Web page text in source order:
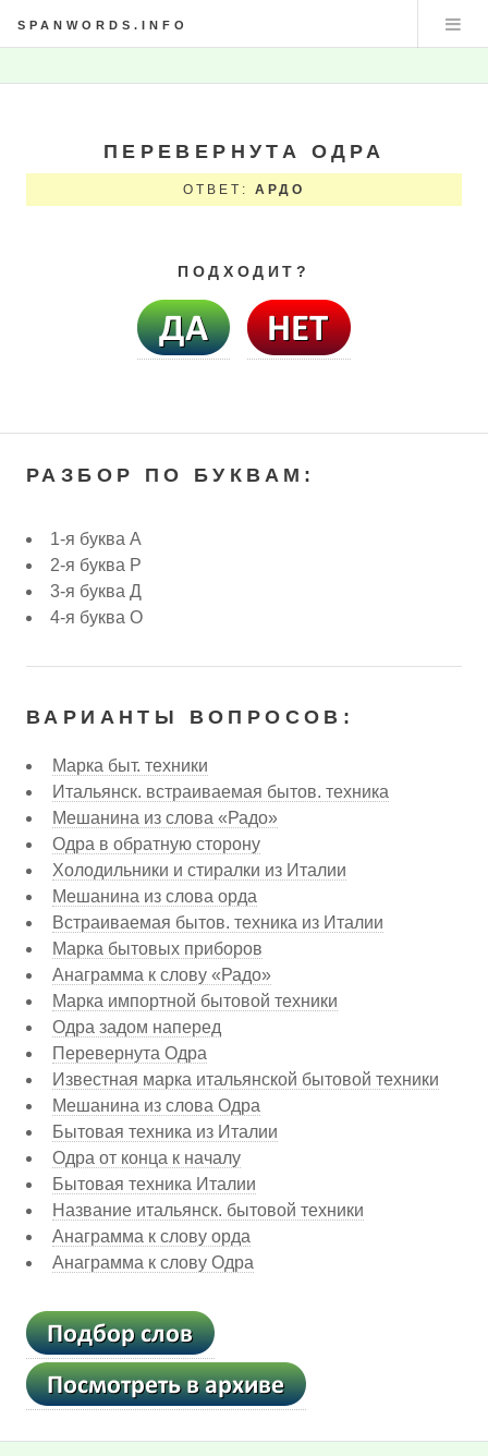
SPANWORDS.INFO
ПЕРЕВЕРНУТА ОДРА
ОТВЕТ:АРДО
ПОДХОДИТ?
РАЗБОР ПО БУКВАМ:
1-я буква А
2-я буква Р
3-я буква Д
4-я буква О
ВАРИАНТЫ ВОПРОСОВ:
Марка быт. техники
Итальянск. встраиваемая бытов. техника
Мешанина из слова «Радо»
Одра в обратную сторону
Холодильники и стиралки из Италии
Мешанина из слова орда
Встраиваемая бытов. техника из Италии
Марка бытовых приборов
Анаграмма к слову «Радо»
Марка импортной бытовой техники
Одра задом наперед
Перевернута Одра
Известная марка итальянской бытовой техники
Мешанина из слова Одра
Бытовая техника из Италии
Одра от конца к началу
Бытовая техника Италии
Название итальянск. бытовой техники
Анаграмма к слову орда
Анаграмма к слову Одра